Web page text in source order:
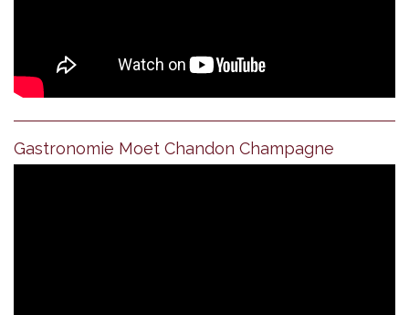
Gastronomie Moet Chandon Champagne